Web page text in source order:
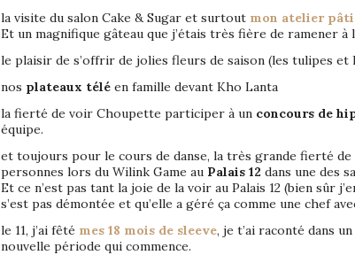
la visite du salon Cake & Sugar et surtout mon atelier
Et un magnifique gâteau que j’étais très fière de ramener à
le plaisir de s’offrir de jolies fleurs de saison (les tulipes
nos plateaux télé en famille devant Kho Lanta
la fierté de voir Choupette participer à un concours de
équipe.
et toujours pour le cours de danse, la très grande fierté
personnes lors du Wilink Game au Palais 12 dans une des
Et ce n’est pas tant la joie de la voir au Palais 12 (bien sûr
s’est pas démontée et qu’elle a géré ça comme une chef
le 11, j’ai fêté mes 18 mois de sleeve, je t’ai raconté dans
nouvelle période qui commence.